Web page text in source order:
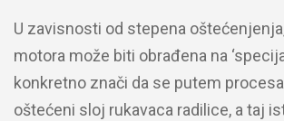
U zavisnosti od stepena
motora može biti obrađena na
konkretno znači da se putem
oštećeni sloj rukavaca radilice, a taj